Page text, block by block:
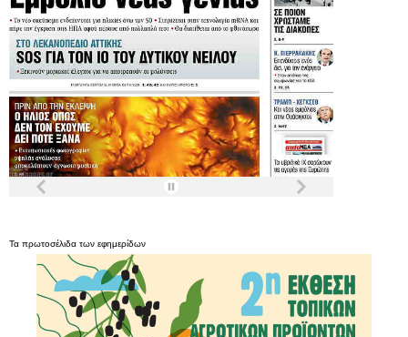
Τα πρωτοσέλιδα των εφημερίδων